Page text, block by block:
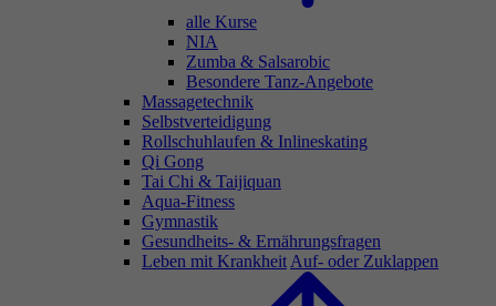
alle Kurse
NIA
Zumba & Salsarobic
Besondere Tanz-Angebote
Massagetechnik
Selbstverteidigung
Rollschuhlaufen & Inlineskating
Qi Gong
Tai Chi & Taijiquan
Aqua-Fitness
Gymnastik
Gesundheits- & Ernährungsfragen
Leben mit Krankheit Auf- oder Zuklappen